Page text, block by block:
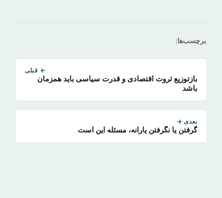
برچسب‌ها:
← قبلی
بازتوزیع ثروت اقتصادی و قدرت سیاسی باید همزمان
باشد
بعدی →
گرفتن یا نگرفتن یارانه، مسئله این است